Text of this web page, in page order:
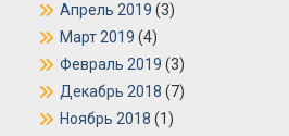
Апрель 2019 (3)
Март 2019 (4)
Февраль 2019 (3)
Декабрь 2018 (7)
Ноябрь 2018 (1)